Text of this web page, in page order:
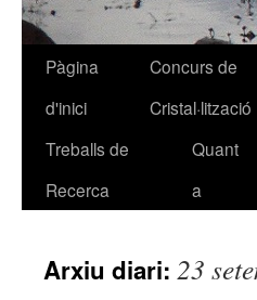
Vés
contingut
Pàgina
d'inici
Concurs de
Cristal·lització
Treballs de
Recerca
Quant
a
Arxiu diari: 23